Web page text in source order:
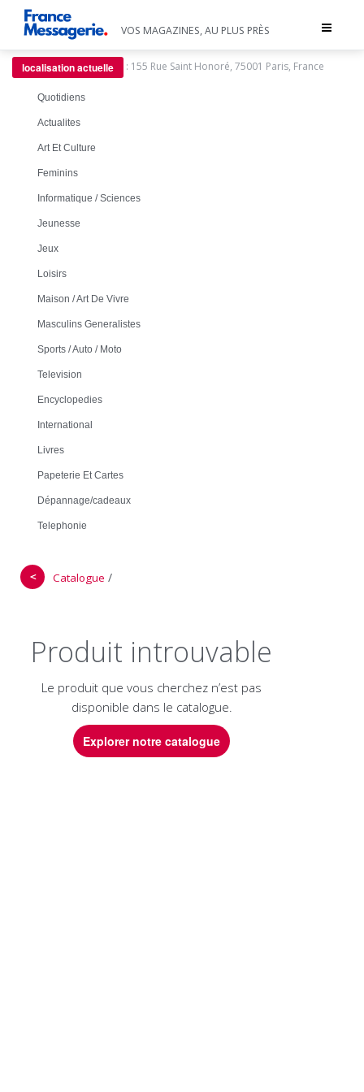
Toggle
VOS MAGAZINES, AU PLUS PRÈS
localisation actuelle : 155 Rue Saint Honoré, 75001 Paris, France
Quotidiens
Actualites
Art Et Culture
Feminins
Informatique / Sciences
Jeunesse
Jeux
Loisirs
Maison / Art De Vivre
Masculins Generalistes
Sports / Auto / Moto
Television
Encyclopedies
International
Livres
Papeterie Et Cartes
Dépannage/cadeaux
Telephonie
＜ Catalogue /
Produit introuvable
Le produit que vous cherchez n’est pas
disponible dans le catalogue.
Explorer notre catalogue